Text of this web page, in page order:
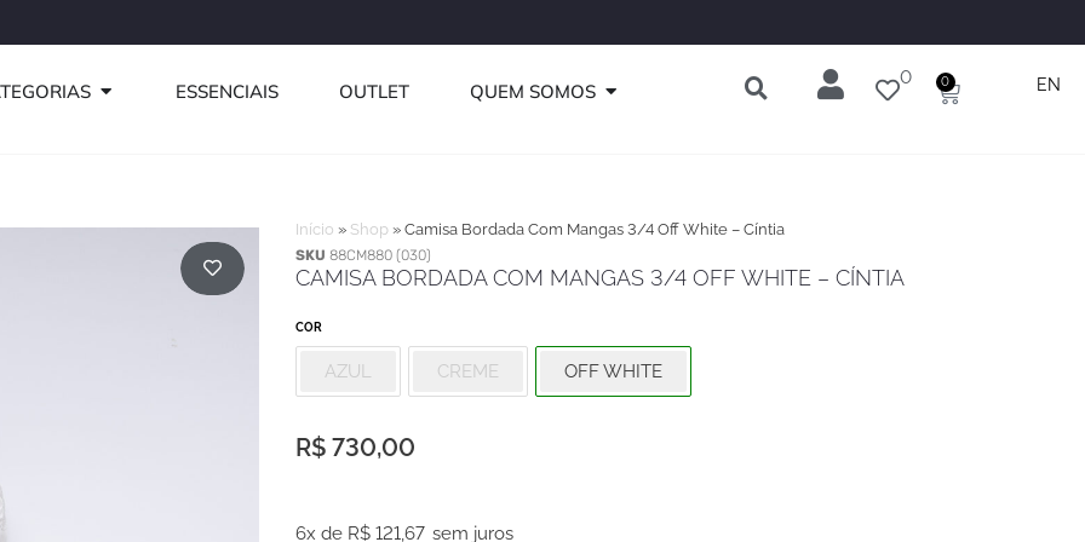
ABRIR CATEGORIAS
ESSENCIAIS OUTLET QUEM SOMOS ABRIR QUEM SOMOS 0 0
Carrinho EN
Início » Shop » Camisa Bordada Com Mangas 3/4 Off White – Cíntia
SKU 88CM880 (030)
CAMISA BORDADA COM MANGAS 3/4 OFF WHITE – CÍNTIA
COR
AZUL CREME OFF WHITE
R$ 730,00
6x de R$ 121,67 sem juros
Camisa